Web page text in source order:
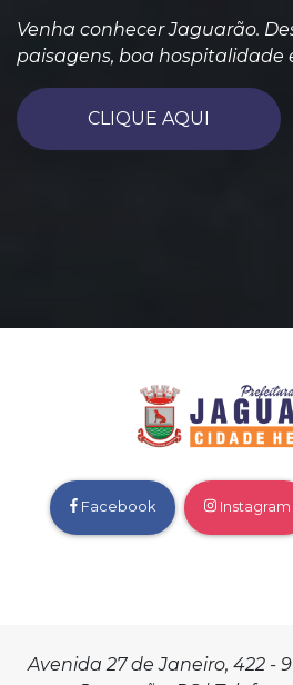
Venha conhecer Jaguarão.
paisagens, boa hospitalidade
CLIQUE AQUI
Facebook Instagram
Avenida 27 de Janeiro, 422 -